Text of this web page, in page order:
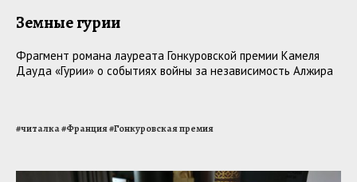
Земные гурии
Фрагмент романа лауреата Гонкуровской премии Камеля
Дауда «Гурии» о событиях войны за независимость Алжира
#читалка#Франция#Гонкуровская премия